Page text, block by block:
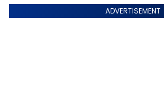
ADVERTISEMENT